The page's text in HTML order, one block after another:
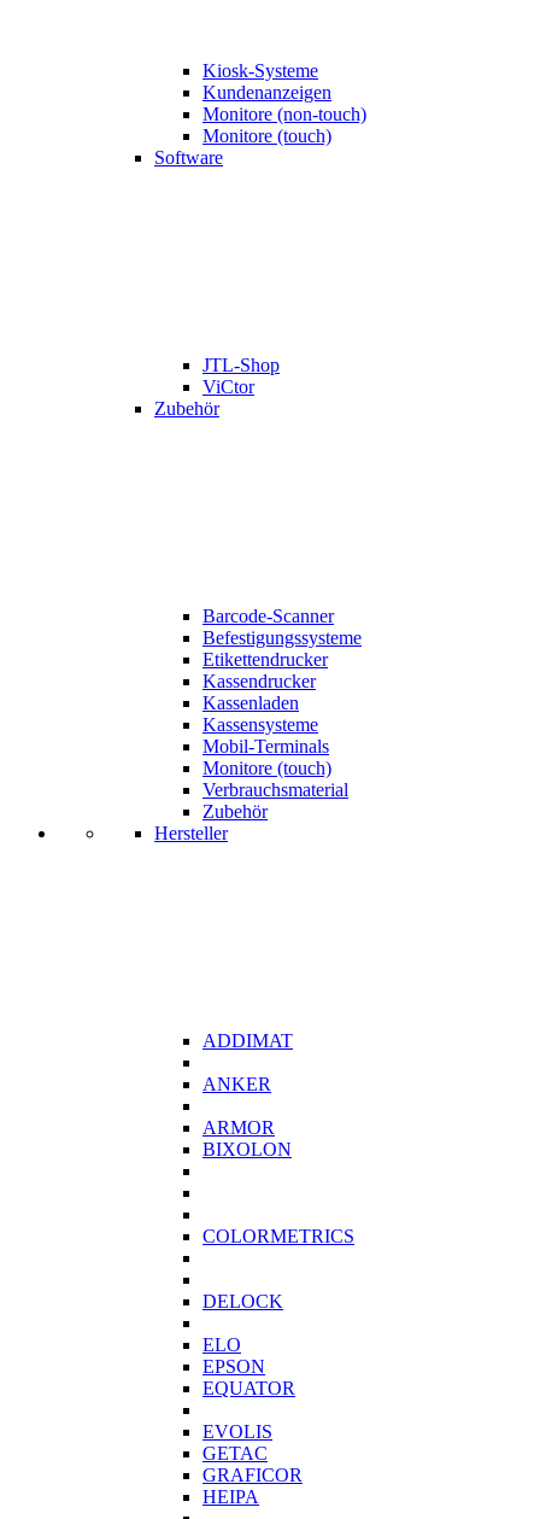
Kiosk-Systeme
Kundenanzeigen
Monitore (non-touch)
Monitore (touch)
Software
JTL-Shop
ViCtor
Zubehör
Barcode-Scanner
Befestigungssysteme
Etikettendrucker
Kassendrucker
Kassenladen
Kassensysteme
Mobil-Terminals
Monitore (touch)
Verbrauchsmaterial
Zubehör
Hersteller
ADDIMAT
ANKER
ARMOR
BIXOLON
COLORMETRICS
DELOCK
ELO
EPSON
EQUATOR
EVOLIS
GETAC
GRAFICOR
HEIPA